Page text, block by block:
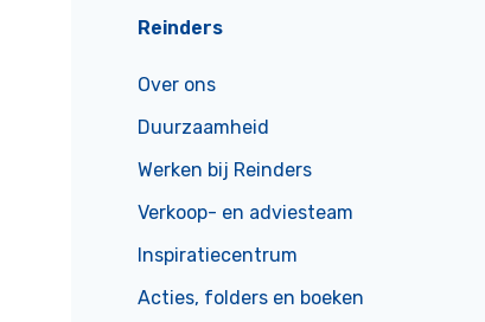
Reinders
Over ons
Duurzaamheid
Werken bij Reinders
Verkoop- en adviesteam
Inspiratiecentrum
Acties, folders en boeken